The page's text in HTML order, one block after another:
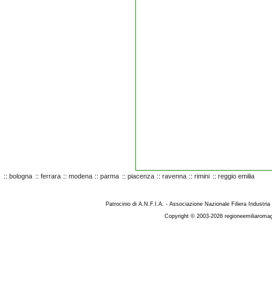
:: bologna :: ferrara :: modena :: parma :: piacenza :: ravenna :: rimini :: reggio emilia
Patrocinio di A.N.F.I.A. - Associazione Nazionale Filiera
Copyright © 2003-2026